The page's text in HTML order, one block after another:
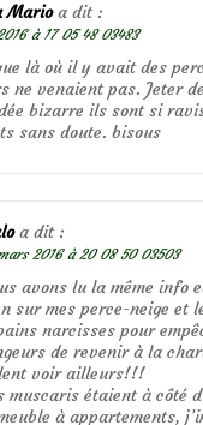
Mario a dit :
à 17 05 48 03483
là où il y avait des
ne venaient pas. Jeter
bizarre ils sont si
sans doute. bisous
a dit :
2016 à 20 08 50 03503
avons lu la même info
sur mes perce-neige et
narcisses pour
de revenir à la
voir ailleurs!!!
muscaris étaient à côté
à appartements,